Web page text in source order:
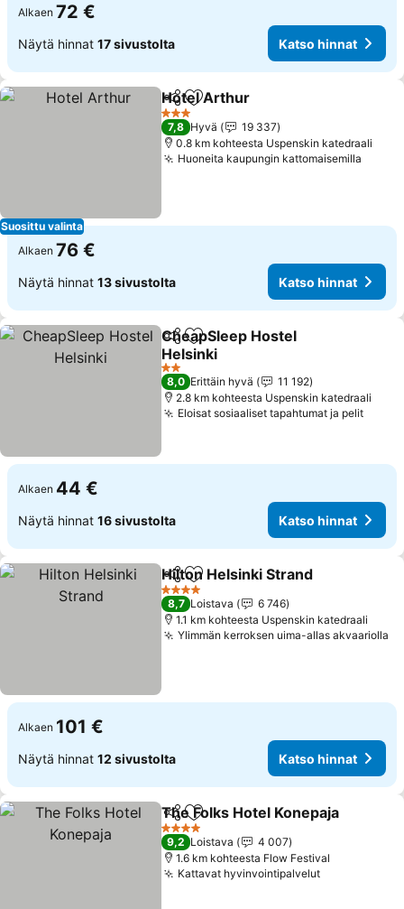
Alkaen 72 €
Näytä hinnat 17 sivustolta Katso hinnat
Suosittu valinta
Jaa Lisää suosikkeihin
Hotel Arthur
3 Tähtiluokitus
7,8 Hyvä
19 337
0.8 km kohteesta Uspenskin katedraali
Huoneita kaupungin kattomaisemilla
Alkaen 76 €
Näytä hinnat 13 sivustolta Katso hinnat
Jaa Lisää suosikkeihin
CheapSleep Hostel
Helsinki
2 Tähtiluokitus
8,0 Erittäin hyvä
11 192
2.8 km kohteesta Uspenskin katedraali
Eloisat sosiaaliset tapahtumat ja pelit
Alkaen 44 €
Näytä hinnat 16 sivustolta Katso hinnat
Jaa Lisää suosikkeihin
Hilton Helsinki Strand
4 Tähtiluokitus
8,7 Loistava
6 746
1.1 km kohteesta Uspenskin katedraali
Ylimmän kerroksen uima-allas akvaariolla
Alkaen 101 €
Näytä hinnat 12 sivustolta Katso hinnat
Jaa Lisää suosikkeihin
The Folks Hotel Konepaja
4 Tähtiluokitus
9,2 Loistava
4 007
1.6 km kohteesta Flow Festival
Kattavat hyvinvointipalvelut